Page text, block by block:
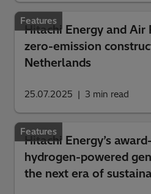
Features
Hitachi Energy and Air
zero-emission
Netherlands
25.07.2025 3 min read
Features
Hitachi Energy’s
hydrogen-powered
the next era of